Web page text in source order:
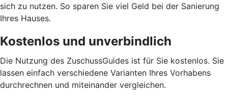
sich zu nutzen. So sparen Sie viel Geld bei der Sanierung
Ihres Hauses.
Kostenlos und unverbindlich
Die Nutzung des ZuschussGuides ist für Sie kostenlos. Sie
lassen einfach verschiedene Varianten Ihres Vorhabens
durchrechnen und miteinander vergleichen.